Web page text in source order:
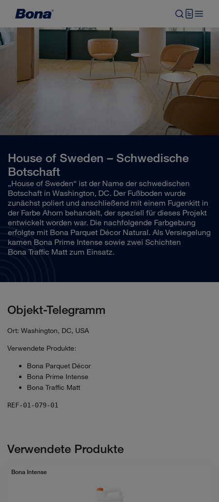
House of Sweden – Schwedische
Botschaft
„House of Sweden“ ist der Name der schwedischen
Botschaft in Washington, DC. Der Fußboden wurde
zunächst poliert und anschließend mit einem Fugenkitt in
der Farbe Ahorn behandelt, der speziell für dieses Projekt
entwickelt worden war. Die nachfolgende Farbgebung
erfolgte mit Bona Parquet Décor Natural. Als Versiegelung
kamen Bona Prime Intense sowie zwei Schichten
Bona Traffic Matt zum Einsatz.
Objekt-Telegramm
Ort: Washington, DC, USA
Verwendete Produkte:
Bona Parquet Décor
Bona Prime Intense
Bona Traffic Matt
REF-01-079-01
Verwendete Produkte
Bona Intense